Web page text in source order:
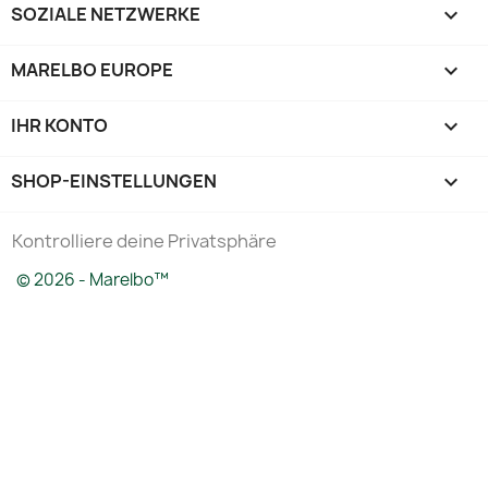
SOZIALE NETZWERKE 
MARELBO EUROPE 
IHR KONTO 
SHOP-EINSTELLUNGEN keyboard_arrow_down
Kontrolliere deine Privatsphäre
© 2026 - Marelbo™